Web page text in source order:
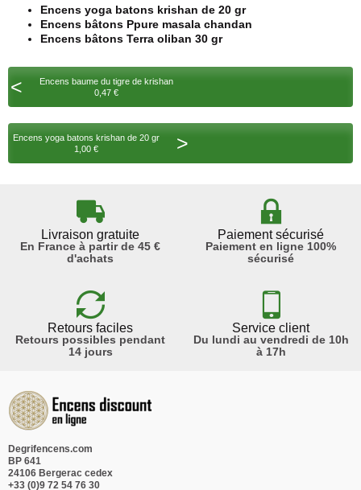
Encens yoga batons krishan de 20 gr
Encens bâtons Ppure masala chandan
Encens bâtons Terra oliban 30 gr
<
Encens baume du tigre de krishan
0,47 €
Encens yoga batons krishan de 20 gr
1,00 €
>
Livraison gratuite
En France à partir de 45 €
d'achats
Paiement sécurisé
Paiement en ligne 100%
sécurisé
Retours faciles
Retours possibles pendant
14 jours
Service client
Du lundi au vendredi de 10h
à 17h
Degrifencens.com
BP 641
24106 Bergerac cedex
+33 (0)9 72 54 76 30